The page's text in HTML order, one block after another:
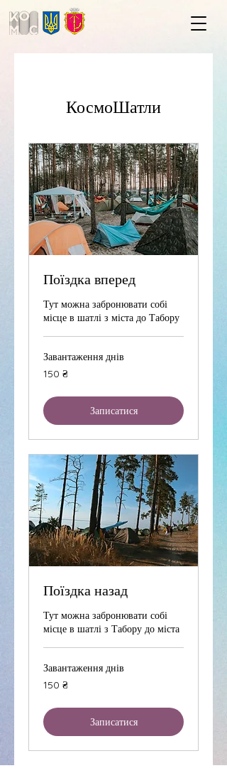
КосмоШатли
Поїздка вперед
Тут можна забронювати собі
місце в шатлі з міста до Табору
Завантаження днів
150
українських
150 ₴
Записатися
Поїздка назад
Тут можна забронювати собі
місце в шатлі з Табору до міста
Завантаження днів
150
українських
150 ₴
Записатися